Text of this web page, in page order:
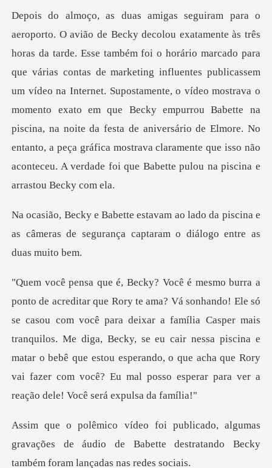
contas de marketing influentes publicassem
um vídeo na Internet. Supostamente, o vídeo mostrava o
momento exato em que Becky empurrou Babette na
piscina, na noite da fe
do da piscina e
as câmeras de segurança c
você para deixar a família Casper mais
tranquilos. Me diga, Becky, se eu cair nessa piscina e
matar o bebê que estou espe
mas
gravações de áudio de Babette destratando